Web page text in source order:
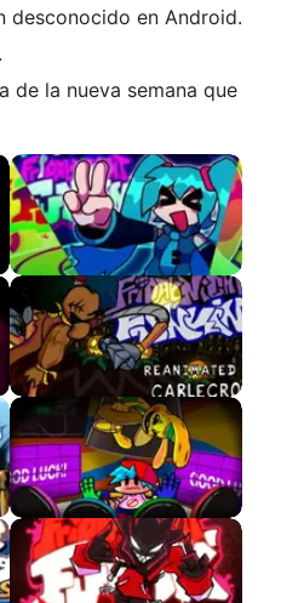
desconocido en Android.
de la nueva semana que
VS Hatsune Miku APK
FNF VS CableCrow
Project Shootout APK